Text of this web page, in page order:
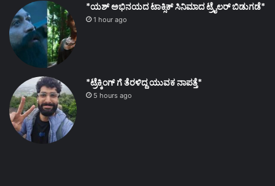
*ಯಶ್ ಅಭಿನಯದ ಟಾಕ್ಸಿಕ್ ಸಿನಿಮಾದ ಟ್ರೈಲರ್ ಬಿಡುಗಡೆ*
1 hour ago
*ಟ್ರೆಕ್ಕಿಂಗ್ ಗೆ ತೆರಳಿದ್ದ ಯುವಕ ನಾಪತ್ತೆ*
5 hours ago